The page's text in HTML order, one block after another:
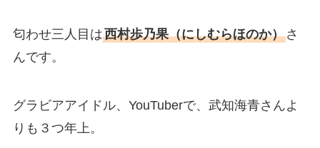
匂わせ三人目は西村歩乃果（にしむらほのか）さ
んです。
グラビアアイドル、YouTuberで、武知海青さんよ
りも３つ年上。